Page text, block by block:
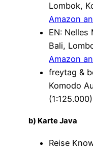
Lombok,
Amazon
EN: Nelles
Bali,
Amazon
freytag &
Komodo
b) Karte Java
Reise